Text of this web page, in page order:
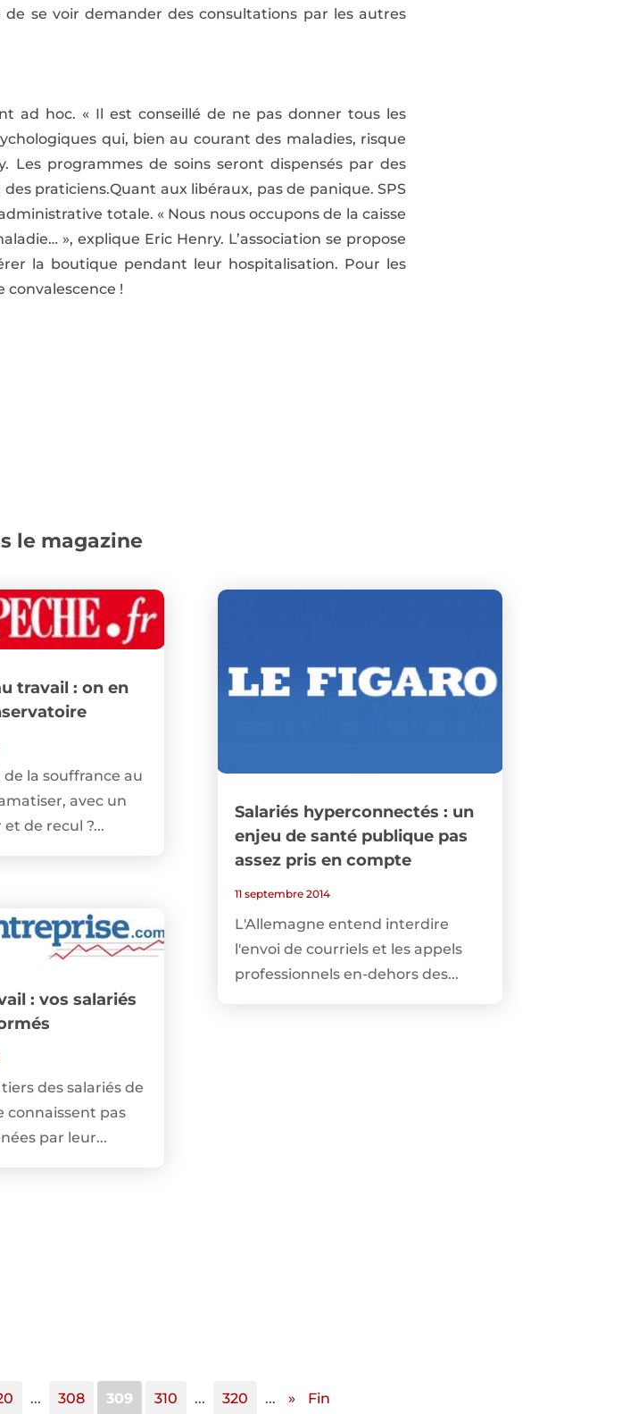
se voir demander des consultations par les autres
ad hoc. « Il est conseillé de ne pas donner tous les
qui, bien au courant des maladies, risque
Les programmes de soins seront dispensés par des
praticiens.Quant aux libéraux, pas de panique. SPS
totale. « Nous nous occupons de la caisse
», explique Eric Henry. L’association se propose
la boutique pendant leur hospitalisation. Pour les
convalescence !
le magazine
travail : on en
la souffrance au
avec un
de recul ?...
: vos salariés
des salariés de
connaissent pas
par leur...
Salariés hyperconnectés : un
enjeu de santé publique pas
assez pris en compte
11 septembre 2014
L'Allemagne entend interdire
l'envoi de courriels et les appels
professionnels en-dehors des...
... 308 309 310 ... 320 ... » Fin